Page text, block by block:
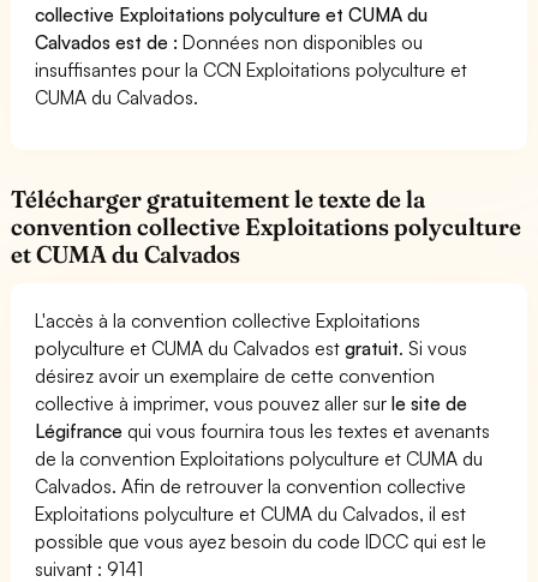
collective Exploitations polyculture et CUMA du
Calvados est de :Données non disponibles ou
insuffisantes pour la CCN Exploitations polyculture et
CUMA du Calvados.
Télécharger gratuitement le texte de la
convention collective Exploitations polyculture
et CUMA du Calvados
L'accès à la convention collective Exploitations
polyculture et CUMA du Calvados estgratuit. Si vous
désirez avoir un exemplaire de cette convention
collective à imprimer, vous pouvez aller surle site de
Légifrance qui vous fournira tous les textes et avenants
de la convention Exploitations polyculture et CUMA du
Calvados. Afin de retrouver la convention collective
Exploitations polyculture et CUMA du Calvados, il est
possible que vous ayez besoin du code IDCC qui est le
suivant : 9141